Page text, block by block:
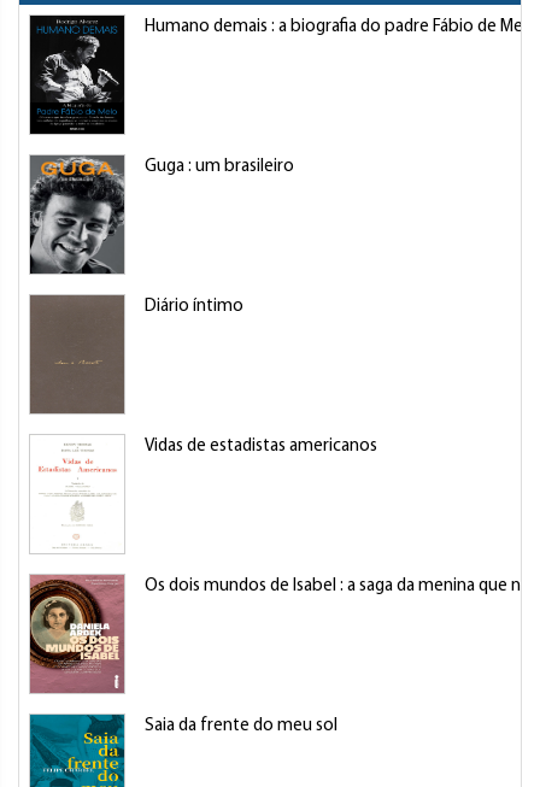
Humano demais : a biografia do padre Fábio de
Guga : um brasileiro
Diário íntimo
Vidas de estadistas americanos
Os dois mundos de Isabel : a saga da menina que
Saia da frente do meu sol